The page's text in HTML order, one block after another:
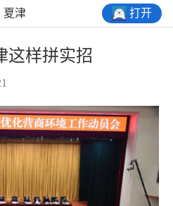
夏津 打开
这样拼实招